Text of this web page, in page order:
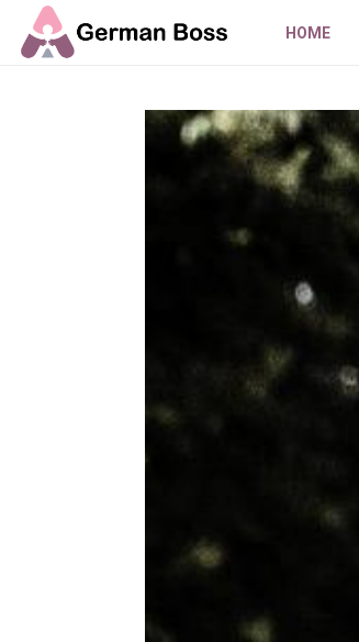
HOME